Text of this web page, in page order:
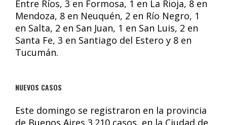
Entre Ríos, 3 en Formosa, 1 en La Rioja, 8 en
Mendoza, 8 en Neuquén, 2 en Río Negro, 1
en Salta, 2 en San Juan, 1 en San Luis, 2 en
Santa Fe, 3 en Santiago del Estero y 8 en
Tucumán.
NUEVOS CASOS
Este domingo se registraron en la provincia